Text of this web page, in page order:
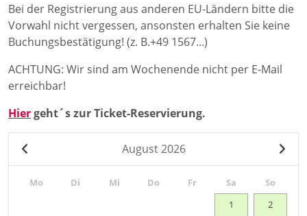
Bei der Registrierung aus anderen EU-Ländern bitte die
Vorwahl nicht vergessen, ansonsten erhalten Sie keine
Buchungsbestätigung! (z. B.+49 1567...)
ACHTUNG: Wir sind am Wochenende nicht per E-Mail
erreichbar!
Hiergeht´s zur Ticket-Reservierung.
August 2026
Mo Di Mi Do Fr Sa
So
1
2